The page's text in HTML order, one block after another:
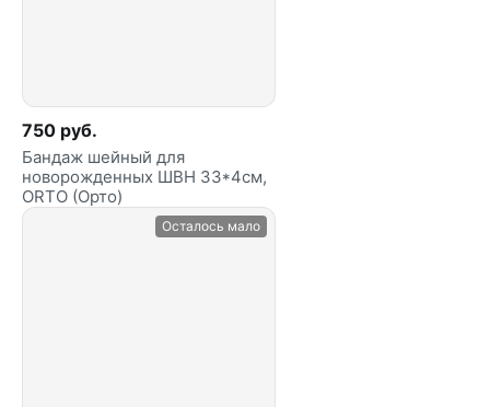
750 руб.
Бандаж шейный для
новорожденных ШВН 33*4см,
ORTO (Орто)
Осталось мало